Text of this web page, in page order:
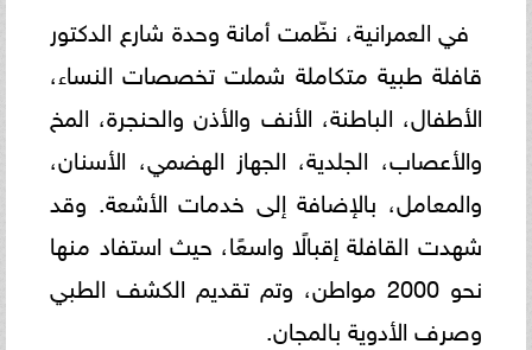
في العمرانية، نظّمت أمانة وحدة شارع الدكتور
قافلة طبية متكاملة شملت تخصصات النساء،
الأطفال، الباطنة، الأنف والأذن والحنجرة، المخ
والأعصاب، الجلدية، الجهاز الهضمي، الأسنان،
والمعامل، بالإضافة إلى خدمات الأشعة. وقد
شهدت القافلة إقبالًا واسعًا، حيث استفاد منها
نحو 2000 مواطن، وتم تقديم الكشف الطبي
وصرف الأدوية بالمجان.